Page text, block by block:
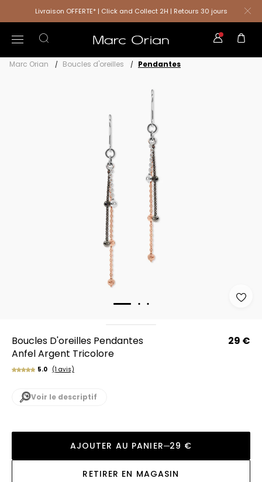
Livraison OFFERTE* | Click and Collect 2H | Retours 30 jours
Marc Orian Boucles d'oreilles Pendantes
Boucles D'oreilles Pendantes
Anfel Argent Tricolore
29 €
5.0 (1 avis)
Voir le descriptif
AJOUTER AU PANIER 29 €
RETIRER EN MAGASIN